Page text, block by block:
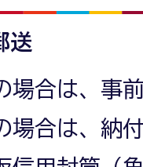
送
場合は、事
場合は、納